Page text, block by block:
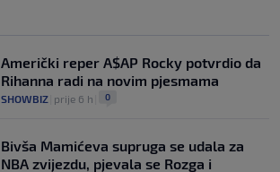
Američki reper A$AP Rocky potvrdio da
Rihanna radi na novim pjesmama
SHOWBIZ prije 6 h 0
Bivša Mamićeva supruga se udala za
NBA zvijezdu, pjevala se Rozga i